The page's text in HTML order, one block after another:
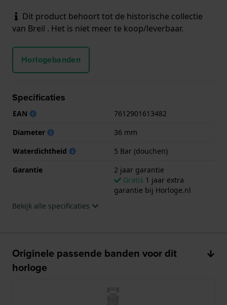
Dit product behoort tot de historische collectie
van Breil . Het is niet meer te koop/leverbaar.
Horlogebanden
Specificaties
EAN
7612901613482
Diameter
36 mm
Waterdichtheid
5 Bar (douchen)
Garantie
2 jaar garantie
Gratis 1 jaar extra
garantie bij Horloge.nl
Bekijk alle specificaties
Originele passende banden voor dit
horloge